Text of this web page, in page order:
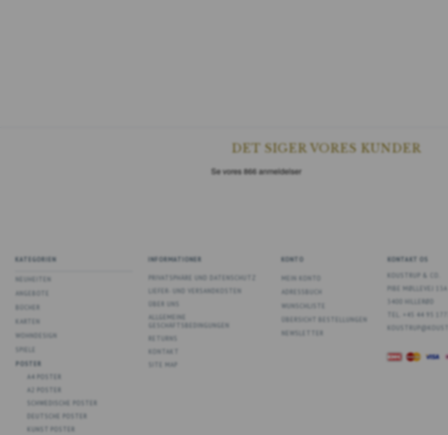
DET SIGER VORES KUNDER
KATEGORIEN
ANGEBOTE
KARTEN
WOHNDESIGN
POSTER
A4 POSTER
A2 POSTER
SCHWEDISCHE POSTER
KUNST POSTER
INFORMATIONER
LIEFER- UND VERSANDKOSTEN
ALLGEMEINE
KONTAKT
SITE MAP
KONTO
MEIN KONTO
ADRESSBUCH
WUNSCHLISTE
NEWSLETTER
KONTAKT OS
PIBE MØLLEVEJ 13A
3400 HILLERØD
TEL. +45 44 95 1777